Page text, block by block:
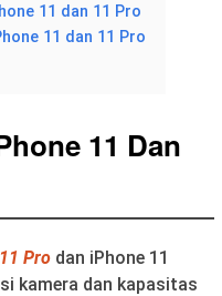
11 dan 11 Pro
11 dan 11 Pro
11 Dan
Pro dan iPhone 11
kamera dan kapasitas